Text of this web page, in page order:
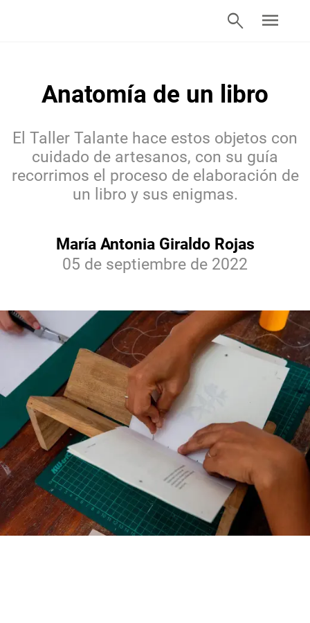
search menu
Anatomía de un libro
El Taller Talante hace estos objetos con
cuidado de artesanos, con su guía
recorrimos el proceso de elaboración de
un libro y sus enigmas.
María Antonia Giraldo Rojas
05 de septiembre de 2022